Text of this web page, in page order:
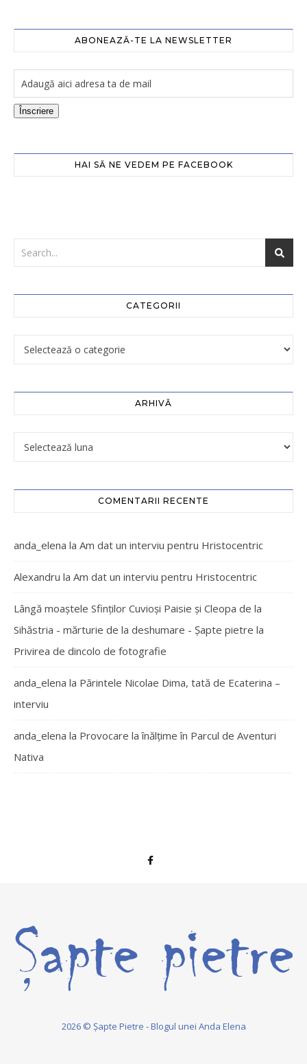
ABONEAZĂ-TE LA NEWSLETTER
Înscriere
HAI SĂ NE VEDEM PE FACEBOOK
CATEGORII
ARHIVĂ
COMENTARII RECENTE
anda_elena la Am dat un interviu pentru Hristocentric
Alexandru la Am dat un interviu pentru Hristocentric
Lângă moaștele Sfinților Cuvioși Paisie și Cleopa de la
Sihăstria - mărturie de la deshumare - Şapte pietre la
Privirea de dincolo de fotografie
anda_elena la Părintele Nicolae Dima, tată de Ecaterina –
interviu
anda_elena la Provocare la înălțime în Parcul de Aventuri
Nativa
2026 © Șapte Pietre - Blogul unei Anda Elena